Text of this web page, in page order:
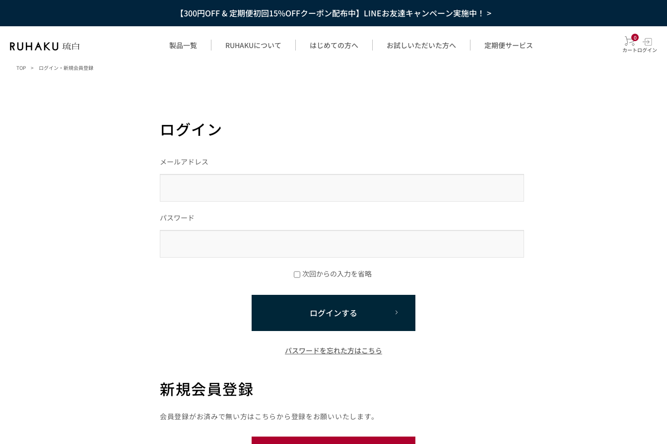
【300円OFF & 定期便初回15%OFFクーポン配布中】LINEお友達キャンペーン実施中！ >
製品一覧 RUHAKUについて はじめての方へ お試しいただいた方へ 定期便サービス
0
カートログイン
TOP > ログイン・新規会員登録
ログイン
メールアドレス
パスワード
次回からの入力を省略
ログインする
パスワードを忘れた方はこちら
新規会員登録
会員登録がお済みで無い方はこちらから登録をお願いいたします。